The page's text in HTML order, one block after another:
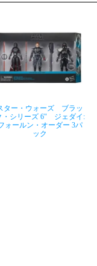
ター・ウォーズ ブラッ
・シリーズ 6" ジェダイ:
ォールン・オーダー 3パ
ック